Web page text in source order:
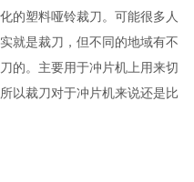
的塑料哑铃裁刀。可能很多人
就是裁刀，但不同的地域有不
的。主要用于冲片机上用来切
以裁刀对于冲片机来说还是比